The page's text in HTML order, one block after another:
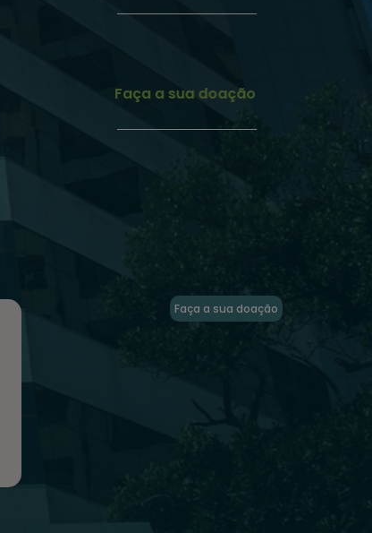
Faça a sua doação
Faça a sua doação